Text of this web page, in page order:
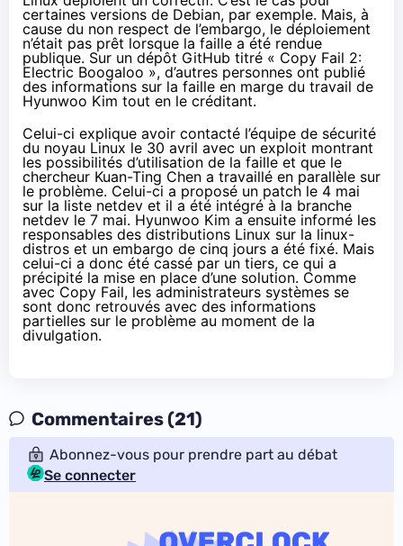
certaines versions de Debian, par exemple. Mais, à
cause du non respect de l’embargo, le déploiement
n’était pas prêt lorsque la faille a été rendue
publique. Sur un dépôt GitHub titré « Copy Fail 2:
Electric Boogaloo », d’autres personnes ont publié
des informations sur la faille en marge du travail de
Hyunwoo Kim tout en le créditant.
Celui-ci explique avoir contacté l’équipe de sécurité
du noyau Linux le 30 avril avec un exploit montrant
les possibilités d’utilisation de la faille et que le
chercheur Kuan-Ting Chen a travaillé en parallèle sur
le problème. Celui-ci a proposé un patch le 4 mai
sur la liste netdev et il a été intégré à la branche
netdev le 7 mai. Hyunwoo Kim a ensuite informé les
responsables des distributions Linux sur la linux-
distros et un embargo de cinq jours a été fixé. Mais
celui-ci a donc été cassé par un tiers, ce qui a
précipité la mise en place d’une solution. Comme
avec Copy Fail, les administrateurs systèmes se
sont donc retrouvés avec des informations
partielles sur le problème au moment de la
divulgation.
Commentaires (21)
Abonnez-vous pour prendre part au débat
Se connecter